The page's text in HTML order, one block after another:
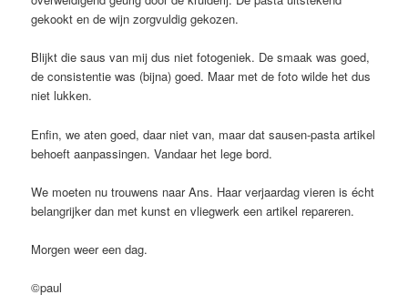
gekookt en de wijn zorgvuldig gekozen.
Blijkt die saus van mij dus niet fotogeniek. De smaak was goed,
de consistentie was (bijna) goed. Maar met de foto wilde het dus
niet lukken.
Enfin, we aten goed, daar niet van, maar dat sausen-pasta artikel
behoeft aanpassingen. Vandaar het lege bord.
We moeten nu trouwens naar Ans. Haar verjaardag vieren is écht
belangrijker dan met kunst en vliegwerk een artikel repareren.
Morgen weer een dag.
©paul